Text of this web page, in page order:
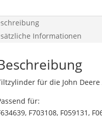
Informationen
für die John Deere
für:
F703108, F059131,